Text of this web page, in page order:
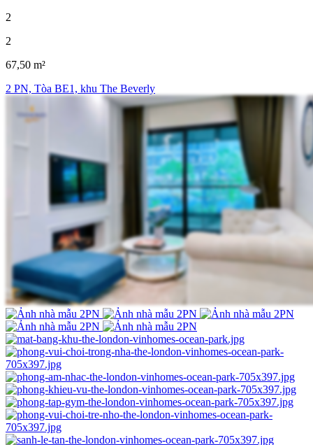
2
2
67,50 m²
2 PN, Tòa BE1, khu The Beverly